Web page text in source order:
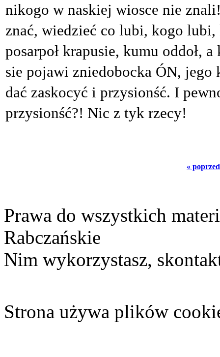
nikogo w naskiej wiosce nie
znać, wiedzieć co lubi, kogo
posarpoł krapusie, kumu oddoł,
sie pojawi zniedobocka ÓN,
dać zaskocyć i przysionść. I
przysionść?! Nic z tyk rzecy!
«
Prawa do wszystkich
Rabczańskie
Nim wykorzystasz,
Strona używa plików